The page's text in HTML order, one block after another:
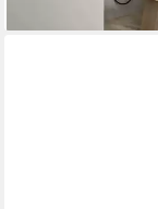
lieferbar - in 2-3